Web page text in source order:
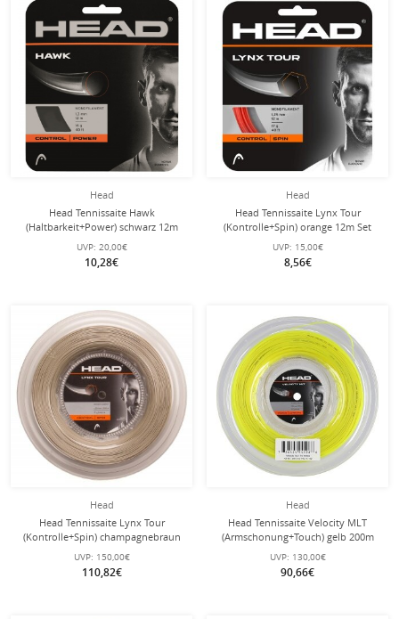
Head
Head Tennissaite Hawk
(Haltbarkeit+Power) schwarz 12m
Set
UVP: 20,00€
10,28€
Head
Head Tennissaite Lynx Tour
(Kontrolle+Spin) orange 12m Set
UVP: 15,00€
8,56€
Head
Head Tennissaite Lynx Tour
(Kontrolle+Spin) champagnebraun
200m Rolle
UVP: 150,00€
110,82€
Head
Head Tennissaite Velocity MLT
(Armschonung+Touch) gelb 200m
Rolle
UVP: 130,00€
90,66€